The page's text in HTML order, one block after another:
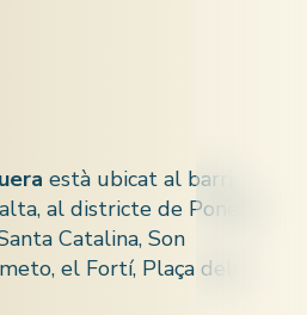
està ubicat al barri
al districte de Ponent,
Catalina, Son
el Fortí, Plaça dels